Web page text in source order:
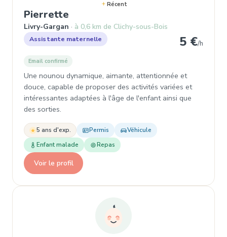
Récent
Pierrette
Livry-Gargan à 0,6 km de Clichy-sous-Bois
Assistante maternelle 5 €/h
Email confirmé
Une nounou dynamique, aimante, attentionnée et
douce, capable de proposer des activités variées et
intéressantes adaptées à l'âge de l'enfant ainsi que
des sorties.
5 ans d'exp. Permis
Véhicule
Enfant malade
Repas
Voir le profil